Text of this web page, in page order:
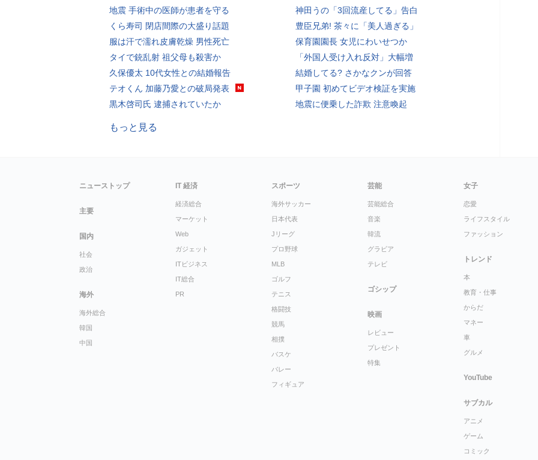
地震 手術中の医師が患者を守る
くら寿司 閉店間際の大盛り話題
服は汗で濡れ皮膚乾燥 男性死亡
タイで銃乱射 祖父母も殺害か
久保優太 10代女性との結婚報告
テオくん 加藤乃愛との破局発表
黒木啓司氏 逮捕されていたか
神田うの「3回流産してる」告白
豊臣兄弟! 茶々に「美人過ぎる」
保育園園長 女児にわいせつか
「外国人受け入れ反対」大幅増
結婚してる? さかなクンが回答
甲子園 初めてビデオ検証を実施
地震に便乗した詐欺 注意喚起
もっと見る
ニューストップ
主要
国内
社会
政治
海外
海外総合
韓国
中国
IT 経済
経済総合
マーケット
Web
ガジェット
ITビジネス
IT総合
PR
スポーツ
海外サッカー
日本代表
Jリーグ
プロ野球
MLB
ゴルフ
テニス
格闘技
競馬
相撲
バスケ
バレー
フィギュア
芸能
芸能総合
音楽
韓流
グラビア
テレビ
ゴシップ
映画
レビュー
プレゼント
特集
女子
恋愛
ライフスタイル
ファッション
トレンド
本
教育・仕事
からだ
マネー
車
グルメ
YouTube
サブカル
アニメ
ゲーム
コミック